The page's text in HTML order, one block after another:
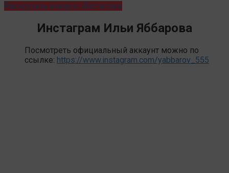
Раскрутить аккаунт Инстаграм
Инстаграм Ильи Яббарова
Посмотреть официальный аккаунт можно по
ссылке: https://www.instagram.com/yabbarov_555